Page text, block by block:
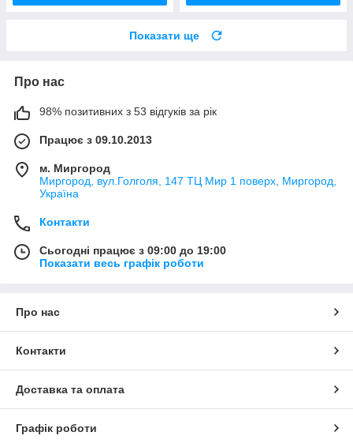
Показати ще
Про нас
98% позитивних з 53 відгуків за рік
Працює з 09.10.2013
м. Миргород
Миргород, вул.Голголя, 147 ТЦ Мир 1 поверх, Миргород,
Україна
Контакти
Сьогодні працює з 09:00 до 19:00
Показати весь графік роботи
Про нас
Контакти
Доставка та оплата
Графік роботи